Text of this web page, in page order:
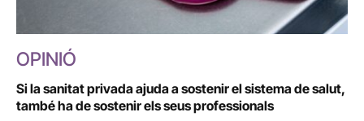
OPINIÓ
Si la sanitat privada ajuda a sostenir el sistema de salut,
també ha de sostenir els seus professionals